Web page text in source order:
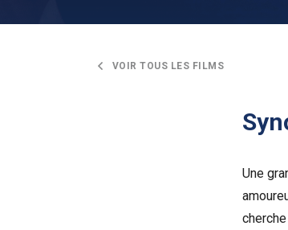
VOIR TOUS LES FILMS
Une